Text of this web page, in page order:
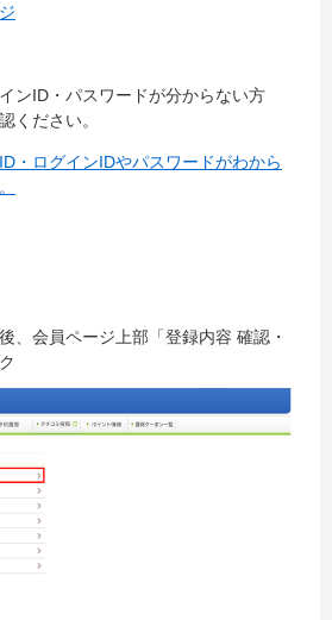
ンID・パスワードが分からない方
ください。
・ログインIDやパスワードがわから
、会員ページ上部「登録内容 確認・